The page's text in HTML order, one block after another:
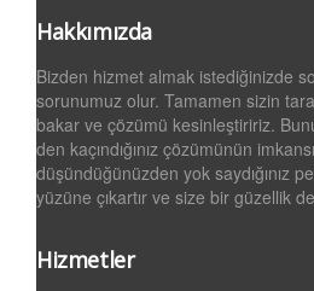
Hakkımızda
Bizden hizmet almak istediğinizde
sorunumuz olur. Tamamen sizin
bakar ve çözümü kesinleştiririz.
den kaçındığınız çözümünün
düşündüğünüzden yok saydığınız
yüzüne çıkartır ve size bir güzellik
Hizmetler